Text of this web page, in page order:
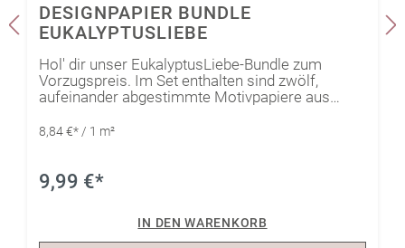
DESIGNPAPIER BUNDLE
EUKALYPTUSLIEBE
Hol' dir unser EukalyptusLiebe-Bundle zum
Vorzugspreis. Im Set enthalten sind zwölf,
aufeinander abgestimmte Motivpapiere aus
8,84 €* / 1 m²
9,99 €*
IN DEN WARENKORB